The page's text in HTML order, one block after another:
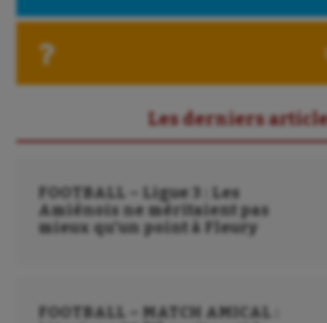
Sport adapté
Sport handicap
Sport-entreprise
Les derniers
FOOTBALL – Ligue 3 : Les
Amiénois ne méritaient pas
mieux qu’un point à Fleury
FOOTBALL – MATCH AMICAL :